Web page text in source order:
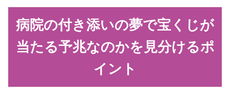
病院の付き添いの夢で宝くじが
当たる予兆なのかを見分けるポ
イント